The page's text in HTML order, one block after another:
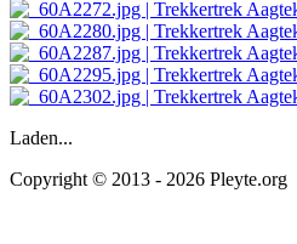
Laden...
Copyright © 2013 - 2026 Pleyte.org